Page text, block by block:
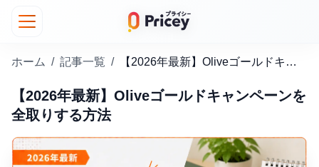
ホーム / 記事一覧 / 【2026年最新】Oliveゴールドキャンペーンを全取りする方法
【2026年最新】Oliveゴールドキャンペーンを
全取りする方法